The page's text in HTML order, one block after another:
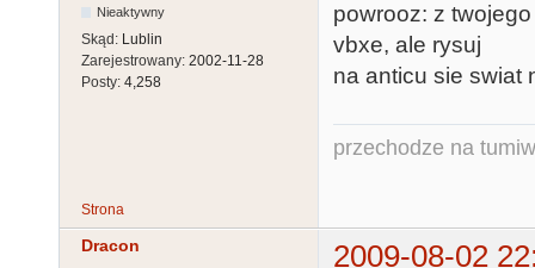
Nieaktywny
Skąd: Lublin
Zarejestrowany: 2002-11-28
Posty: 4,258
powrooz: z
vbxe, ale rysuj
na anticu sie swiat
przechodze na
Strona
Dracon 2009-08-02